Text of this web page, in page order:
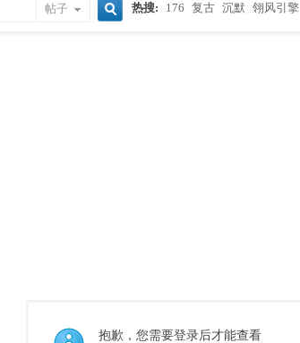
帖子 热搜: 176 复古 沉默 翎风引擎
抱歉，您需要登录后才能查看